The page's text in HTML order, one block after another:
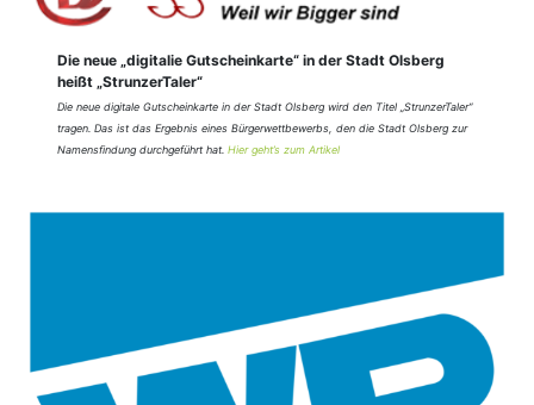
Die neue „digitalie Gutscheinkarte“ in der Stadt Olsberg
heißt „StrunzerTaler“
Die neue digitale Gutscheinkarte in der Stadt Olsberg wird den Titel „StrunzerTaler“
tragen. Das ist das Ergebnis eines Bürgerwettbewerbs, den die Stadt Olsberg zur
Namensfindung durchgeführt hat. Hier geht’s zum Artikel